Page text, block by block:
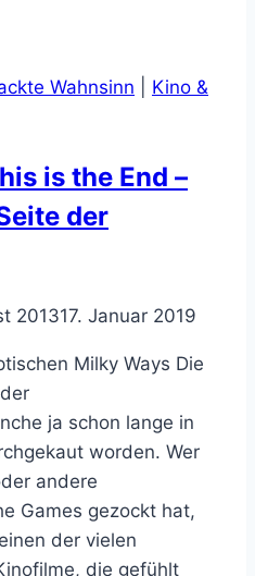
Wahnsinn
Kino &
is the End –
der
201317. Januar 2019
Milky Ways Die
ja schon lange in
worden. Wer
andere
Games gezockt hat,
der vielen
die gefühlt